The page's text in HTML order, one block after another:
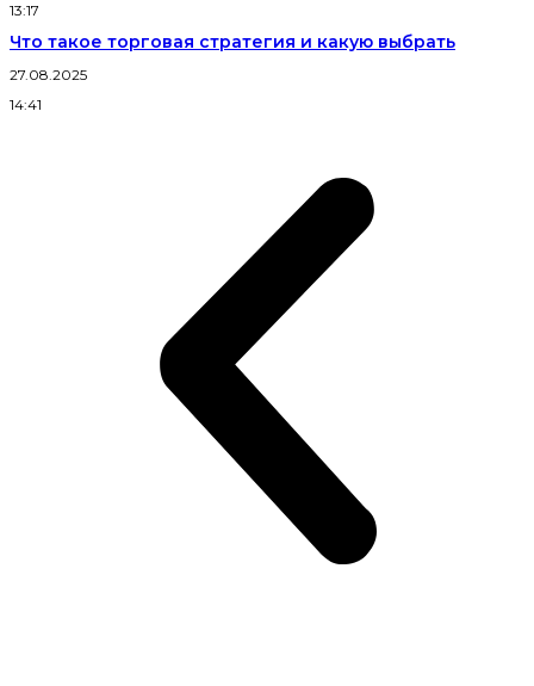
13:17
Что такое торговая стратегия и какую выбрать
27.08.2025
14:41